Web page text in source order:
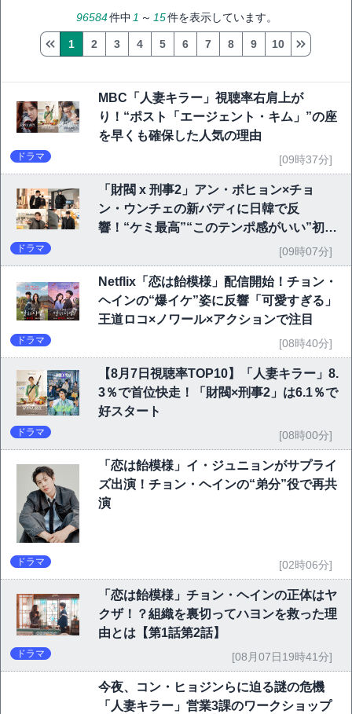
96584件中1 ～ 15件を表示しています。
1 2 3 4 5 6 7 8 9 10
MBC「人妻キラー」視聴率右肩上が
り！“ポスト「エージェント・キム」”の座
を早くも確保した人気の理由
ドラマ [09時37分]
「財閥 x 刑事2」アン・ボヒョン×チョ
ン・ウンチェの新バディに日韓で反
響！“ケミ最高”“このテンポ感がいい”初回
ドラマ [09時07分]
Netflix「恋は飴模様」配信開始！チョン・
ヘインの“爆イケ”姿に反響「可愛すぎる」
王道ロコ×ノワール×アクションで注目
ドラマ [08時40分]
【8月7日視聴率TOP10】「人妻キラー」8.
3％で首位快走！「財閥×刑事2」は6.1％で
好スタート
ドラマ [08時00分]
「恋は飴模様」イ・ジュニョンがサプライ
ズ出演！チョン・ヘインの“弟分”役で再共
演
ドラマ [02時06分]
「恋は飴模様」チョン・ヘインの正体はヤ
クザ！？組織を裏切ってハヨンを救った理
由とは【第1話第2話】
ドラマ [08月07日19時41分]
今夜、コン・ヒョジンらに迫る謎の危機
「人妻キラー」営業3課のワークショップ